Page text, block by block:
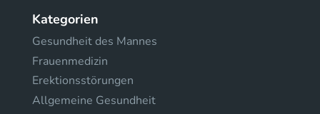
Kategorien
Gesundheit des Mannes
Frauenmedizin
Erektionsstörungen
Allgemeine Gesundheit